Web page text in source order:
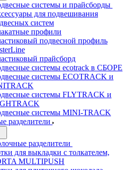
системы и прайсборды
для подвешивания
систем
профили
подвесной профиль
прайсборд
системы ecotrack в СБОРЕ
системы ECOTRACK и
системы FLYTRACK и
системы MINI-TRACK
разделители
разделители
для выкладки с толкателем,
MULTIPUSH